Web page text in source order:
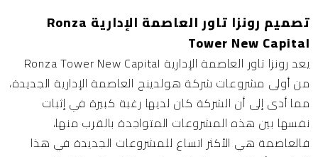
تصميم رونزا تاور العاصمة الإدارية Ronza
Tower New Capital
يعد رونزا تاور العاصمة الإدارية Ronza Tower New Capital
من أولى مشروعات شركة هولدينج العاصمة الإدارية الجديدة،
مما أدى إلى أن الشركة كان لديها رغبة كبيرة في إثبات
نفسها بين هذه المشروعات المتواجدة بالقرب منها،
فالعاصمة هي الأكثر اتساع للمشروعات الجديدة في هذا